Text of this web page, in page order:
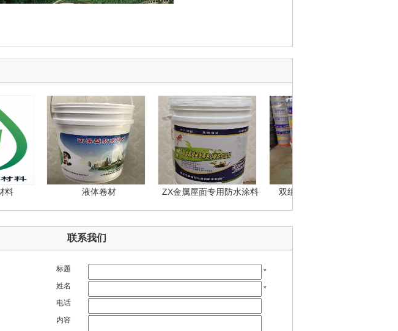
液体卷材 ZX金属屋面专用防水涂料 双组份聚氨酯防水涂料
联系我们
标题
*
姓名
*
电话
内容